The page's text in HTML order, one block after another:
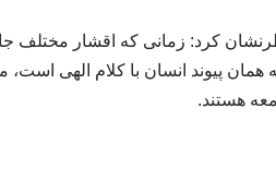
کرد: زمانی که اقشار مختلف
همان پیوند انسان با کلام الهی
هستند.